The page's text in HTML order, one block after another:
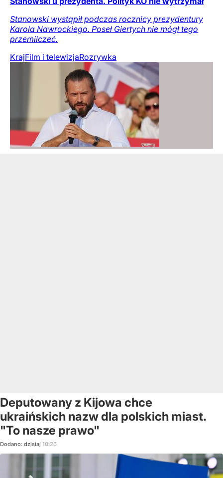
Stanowski wystąpił podczas rocznicy prezydentury
Karola Nawrockiego. Poseł Giertych nie mógł tego
przemilczeć.
KrajFilm i telewizjaRozrywka
Deputowany z Kijowa chce
ukraińskich nazw dla polskich miast.
"To nasze prawo"
Dodano: dzisiaj 10:26